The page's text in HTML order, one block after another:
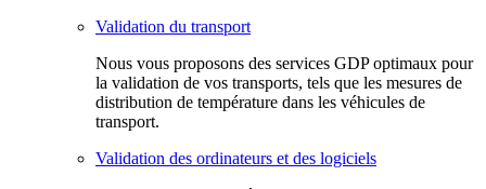
Validation du transport
Nous vous proposons des services GDP optimaux pour
la validation de vos transports, tels que les mesures de
distribution de température dans les véhicules de
transport.
Validation des ordinateurs et des logiciels